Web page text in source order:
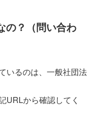
の？（問い合わ
いるのは、一般社団法
URLから確認してく